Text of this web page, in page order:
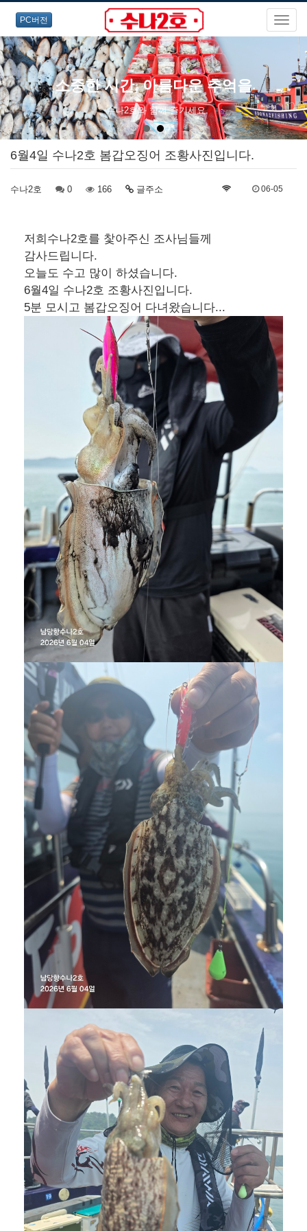
PC버전
소중한 시간, 아름다운 추억을
수나2호와 함께 즐기세요.
6월4일 수나2호 봄갑오징어 조황사진입니다.
수나2호 0 166 글주소 06-05
저희수나2호를 찿아주신 조사님들께
감사드립니다.
오늘도 수고 많이 하셨습니다.
6월4일 수나2호 조황사진입니다.
5분 모시고 봄갑오징어 다녀왔습니다...